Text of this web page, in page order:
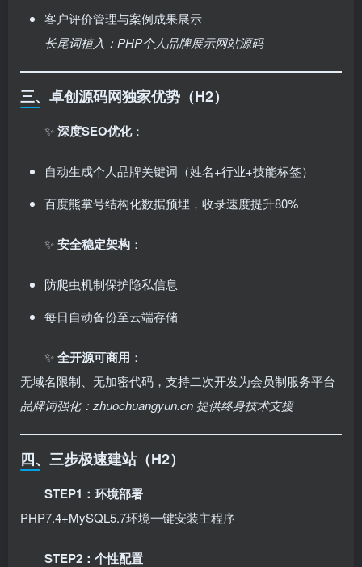
客户评价管理与案例成果展示
长尾词植入：PHP个人品牌展示网站源码
三、卓创源码网独家优势（H2）
✨ ​深度SEO优化：
自动生成个人品牌关键词（姓名+行业+技能标签）
百度熊掌号结构化数据预埋，收录速度提升80%
✨ ​安全稳定架构 ：
防爬虫机制保护隐私信息
每日自动备份至云端存储
✨ ​全开源可商用 ：
无域名限制、无加密代码，支持二次开发为会员制服务平台
品牌词强化：zhuochuangyun.cn 提供终身技术支援
四、三步极速建站（H2）
STEP1：环境部署
PHP7.4+MySQL5.7环境一键安装主程序
STEP2：个性配置